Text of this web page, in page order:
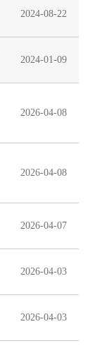
2024-08-22
2024-01-09
2026-04-08
2026-04-08
2026-04-07
2026-04-03
2026-04-03